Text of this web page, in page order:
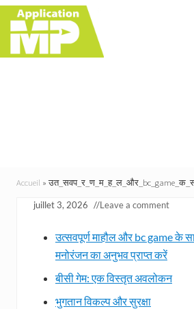
Menu
Skip
right
header
Skip
main
content
Skip
primary
sidebar
Skip
footer
Accueil »
juillet 3, 2026 //Leave a comment
उत्सवपूर्ण माहौल और bc game के
मनोरंजन का अनुभव प्राप्त करें
बीसी गेम: एक विस्तृत अवलोकन
भुगतान विकल्प और सुरक्षा